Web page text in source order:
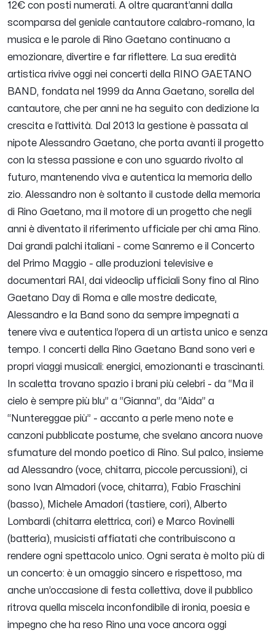
12€ con posti numerati. A oltre quarant’anni dalla
scomparsa del geniale cantautore calabro-romano, la
musica e le parole di Rino Gaetano continuano a
emozionare, divertire e far riflettere. La sua eredità
artistica rivive oggi nei concerti della RINO GAETANO
BAND, fondata nel 1999 da Anna Gaetano, sorella del
cantautore, che per anni ne ha seguito con dedizione la
crescita e l’attività. Dal 2013 la gestione è passata al
nipote Alessandro Gaetano, che porta avanti il progetto
con la stessa passione e con uno sguardo rivolto al
futuro, mantenendo viva e autentica la memoria dello
zio. Alessandro non è soltanto il custode della memoria
di Rino Gaetano, ma il motore di un progetto che negli
anni è diventato il riferimento ufficiale per chi ama Rino.
Dai grandi palchi italiani - come Sanremo e il Concerto
del Primo Maggio - alle produzioni televisive e
documentari RAI, dai videoclip ufficiali Sony fino al Rino
Gaetano Day di Roma e alle mostre dedicate,
Alessandro e la Band sono da sempre impegnati a
tenere viva e autentica l’opera di un artista unico e senza
tempo. I concerti della Rino Gaetano Band sono veri e
propri viaggi musicali: energici, emozionanti e trascinanti.
In scaletta trovano spazio i brani più celebri - da “Ma il
cielo è sempre più blu” a “Gianna”, da “Aida” a
“Nuntereggae più” - accanto a perle meno note e
canzoni pubblicate postume, che svelano ancora nuove
sfumature del mondo poetico di Rino. Sul palco, insieme
ad Alessandro (voce, chitarra, piccole percussioni), ci
sono Ivan Almadori (voce, chitarra), Fabio Fraschini
(basso), Michele Amadori (tastiere, cori), Alberto
Lombardi (chitarra elettrica, cori) e Marco Rovinelli
(batteria), musicisti affiatati che contribuiscono a
rendere ogni spettacolo unico. Ogni serata è molto più di
un concerto: è un omaggio sincero e rispettoso, ma
anche un’occasione di festa collettiva, dove il pubblico
ritrova quella miscela inconfondibile di ironia, poesia e
impegno che ha reso Rino una voce ancora oggi